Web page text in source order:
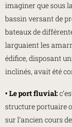
imaginer que sous
bassin versant de
bateaux de
larguaient les
édifice, disposant
inclinés, avait été
• Le port fluvial:
structure portuaire
sur l’ancien cours